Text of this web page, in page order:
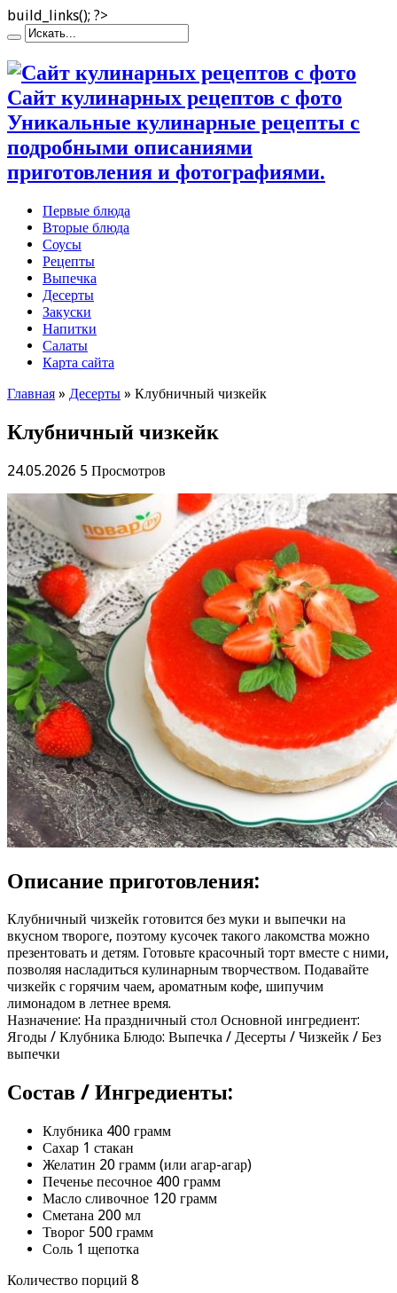
build_links(); ?>
Сайт кулинарных рецептов с фото
Уникальные кулинарные рецепты с
подробными описаниями
приготовления и фотографиями.
Первые блюда
Вторые блюда
Соусы
Рецепты
Выпечка
Десерты
Закуски
Напитки
Салаты
Карта сайта
Главная » Десерты » Клубничный чизкейк
Клубничный чизкейк
24.05.2026 5 Просмотров
Описание приготовления:
Клубничный чизкейк готовится без муки и выпечки на
вкусном твороге, поэтому кусочек такого лакомства можно
презентовать и детям. Готовьте красочный торт вместе с ними,
позволяя насладиться кулинарным творчеством. Подавайте
чизкейк с горячим чаем, ароматным кофе, шипучим
лимонадом в летнее время.
Назначение: На праздничный стол Основной ингредиент:
Ягоды / Клубника Блюдо: Выпечка / Десерты / Чизкейк / Без
выпечки
Состав / Ингредиенты:
Клубника 400 грамм
Сахар 1 стакан
Желатин 20 грамм (или агар-агар)
Печенье песочное 400 грамм
Масло сливочное 120 грамм
Сметана 200 мл
Творог 500 грамм
Соль 1 щепотка
Количество порций 8